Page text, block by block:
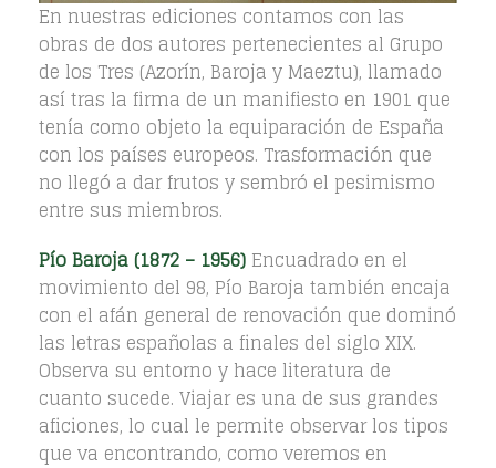
En nuestras ediciones contamos con las
obras de dos autores pertenecientes al Grupo
de los Tres (Azorín, Baroja y Maeztu), llamado
así tras la firma de un manifiesto en 1901 que
tenía como objeto la equiparación de España
con los países europeos. Trasformación que
no llegó a dar frutos y sembró el pesimismo
entre sus miembros.
Pío Baroja (1872 – 1956) Encuadrado en el
movimiento del 98, Pío Baroja también encaja
con el afán general de renovación que dominó
las letras españolas a finales del siglo XIX.
Observa su entorno y hace literatura de
cuanto sucede. Viajar es una de sus grandes
aficiones, lo cual le permite observar los tipos
que va encontrando, como veremos en